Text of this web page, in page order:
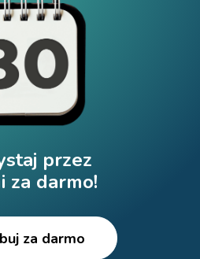
przez
za darmo!
za darmo